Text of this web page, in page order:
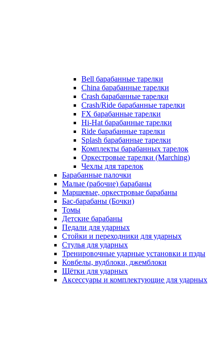
Bell барабанные тарелки
China барабанные тарелки
Crash барабанные тарелки
Crash/Ride барабанные тарелки
FX барабанные тарелки
Hi-Hat барабанные тарелки
Ride барабанные тарелки
Splash барабанные тарелки
Комплекты барабанных тарелок
Оркестровые тарелки (Marching)
Чехлы для тарелок
Барабанные палочки
Малые (рабочие) барабаны
Маршевые, оркестровые барабаны
Бас-барабаны (Бочки)
Томы
Детские барабаны
Педали для ударных
Стойки и переходники для ударных
Стулья для ударных
Тренировочные ударные установки и пэды
Ковбелы, вудблоки, джемблоки
Щётки для ударных
Аксесcуары и комплектующие для ударных